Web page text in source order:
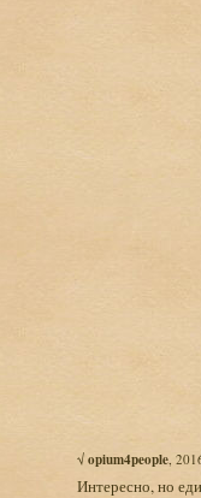
√ opium4people,
Интересно, но